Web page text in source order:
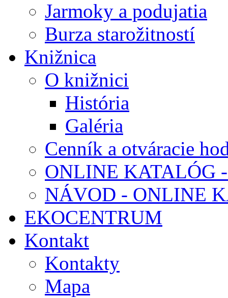
Jarmoky a podujatia
Burza starožitností
Knižnica
O knižnici
História
Galéria
Cenník a otváracie
ONLINE KATALÓG
NÁVOD - ONLINE
EKOCENTRUM
Kontakt
Kontakty
Mapa